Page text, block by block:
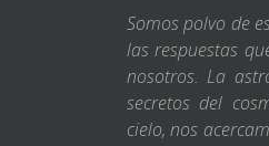
Somos polvo de
las respuestas
nosotros. La
secretos del
cielo, nos